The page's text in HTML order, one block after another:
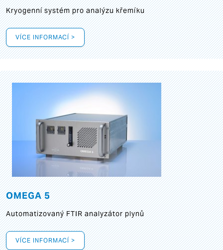
Kryogenní systém pro analýzu křemíku
VÍCE INFORMACÍ >
OMEGA 5
Automatizovaný FTIR analyzátor plynů
VÍCE INFORMACÍ >